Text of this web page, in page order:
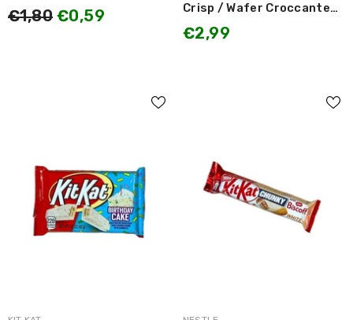
€1,80 €0,59
Crisp / Wafer Croccante
ricoperto di Cioccolato e
Crema di Limone 42g
€2,99